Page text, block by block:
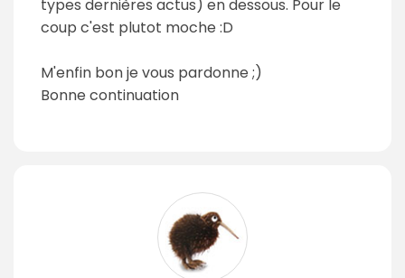
types dernières actus) en dessous. Pour le
coup c'est plutot moche :D
M'enfin bon je vous pardonne ;)
Bonne continuation